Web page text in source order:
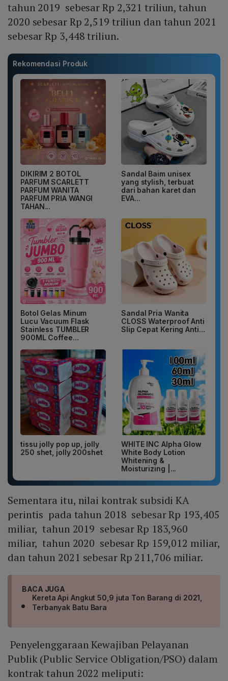
tahun 2019 sebesar Rp 2,321 triliun, tahun
2020 sebesar Rp 2,519 triliun dan tahun 2021
sebesar Rp 3,448 triliun.
Rekomendasi Produk
DIKIRIM 2 BOTOL
PARFUM SCARLETT
PARFUM WANITA
PARFUM PRIA WANGI
TAHAN...
Sandal Baim unisex
yang stylish, terbuat
dari bahan karet dan
EVA...
Botol Gelas Minum
Lucu Vacuum Flask
Stainless TUMBLER
900ML Coffee...
Sandal Pria Wanita
CLOSS Waterproof Anti
Slip Cepat Kering Anti...
tissu jolly pop up, jolly
250 shet, jolly 200shet
WHITE INC Alpha Glow
White Body Lotion
Whitening &
Moisturizing |...
Sementara itu, nilai kontrak subsidi KA
perintis pada tahun 2018 sebesar Rp 193,405
miliar, tahun 2019 sebesar Rp 183,960
miliar, tahun 2020 sebesar Rp 159,012 miliar,
dan tahun 2021 sebesar Rp 211,706 miliar.
BACA JUGA
Kereta Api Angkut 50,9 juta Ton Barang di 2021,
Terbanyak Batu Bara
Penyelenggaraan Kewajiban Pelayanan
Publik (Public Service Obligation/PSO) dalam
kontrak tahun 2022 meliputi: